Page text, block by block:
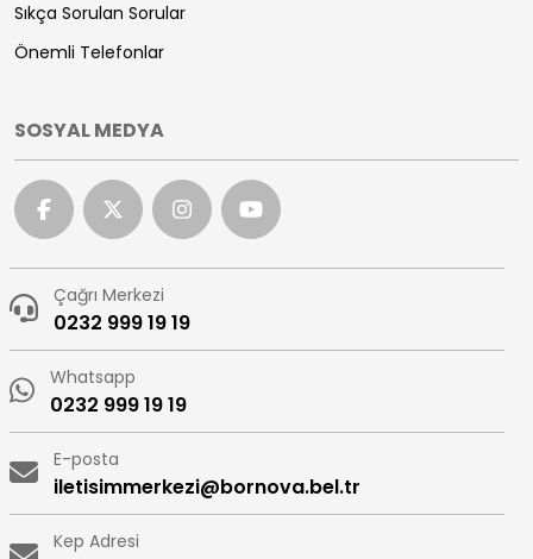
Sıkça Sorulan Sorular
Önemli Telefonlar
SOSYAL MEDYA
Çağrı Merkezi
0232 999 19 19
Whatsapp
0232 999 19 19
E-posta
iletisimmerkezi@bornova.bel.tr
Kep Adresi